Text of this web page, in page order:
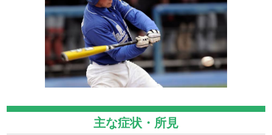
主な症状・所見